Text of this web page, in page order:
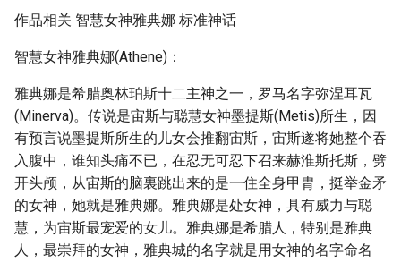
作品相关 智慧女神雅典娜 标准神话
智慧女神雅典娜(Athene)：
雅典娜是希腊奥林珀斯十二主神之一，罗马名字弥涅耳瓦
(Minerva)。传说是宙斯与聪慧女神墨提斯(Metis)所生，因
有预言说墨提斯所生的儿女会推翻宙斯，宙斯遂将她整个吞
入腹中，谁知头痛不已，在忍无可忍下召来赫淮斯托斯，劈
开头颅，从宙斯的脑裏跳出来的是一住全身甲胄，挺举金矛
的女神，她就是雅典娜。雅典娜是处女神，具有威力与聪
慧，为宙斯最宠爱的女儿。雅典娜是希腊人，特别是雅典
人，最崇拜的女神，雅典城的名字就是用女神的名字命名